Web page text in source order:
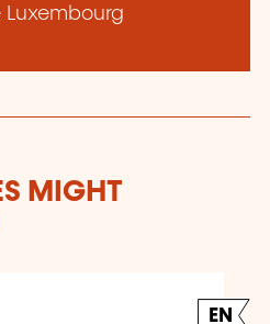
Luxembourg
MIGHT
EN